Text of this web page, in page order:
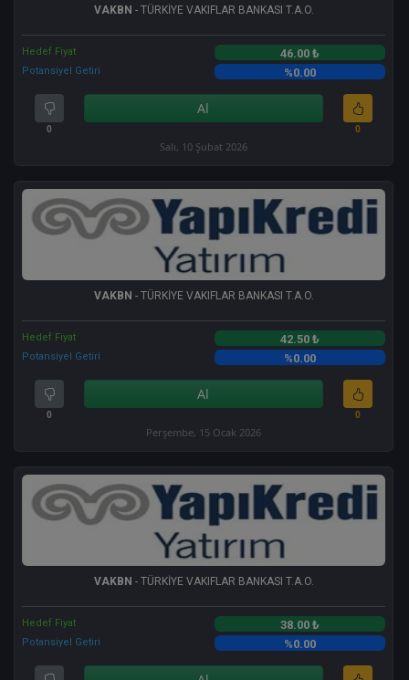
VAKBN - TÜRKİYE VAKIFLAR BANKASI T.A.O.
Hedef Fiyat 46.00 ₺
Potansiyel Getiri %0.00
0
Al
0
Salı, 10 Şubat 2026
VAKBN - TÜRKİYE VAKIFLAR BANKASI T.A.O.
Hedef Fiyat 42.50 ₺
Potansiyel Getiri %0.00
0
Al
0
Perşembe, 15 Ocak 2026
VAKBN - TÜRKİYE VAKIFLAR BANKASI T.A.O.
Hedef Fiyat 38.00 ₺
Potansiyel Getiri %0.00